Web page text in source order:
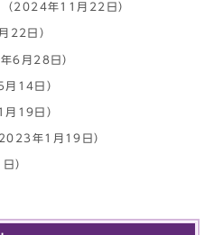
（2024年11月22日）
22日）
6月28日）
月14日）
月19日）
2023年1月19日）
）